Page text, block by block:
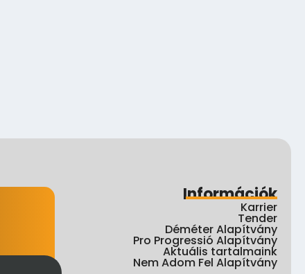
Információk
Karrier
Tender
Déméter Alapítvány
Pro Progressió Alapítvány
Aktuális tartalmaink
Nem Adom Fel Alapítvány